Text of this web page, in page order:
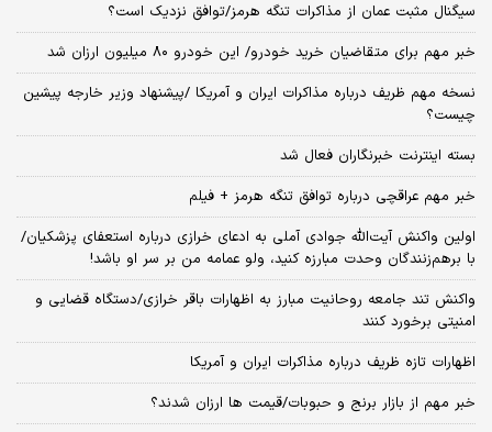
سیگنال‌ مثبت عمان از مذاکرات تنگه هرمز/توافق نزدیک است؟
خبر مهم برای متقاضیان خرید خودرو/ این خودرو ۸۰ میلیون ارزان شد
نسخه‌ مهم ظریف درباره مذاکرات ایران و آمریکا /پیشنهاد وزیر خارجه پیشین
چیست؟
بسته اینترنت خبرنگاران فعال شد
خبر مهم عراقچی درباره توافق تنگه هرمز + فیلم
اولین واکنش آیت‌الله جوادی آملی به ادعای خرازی درباره استعفای پزشکیان/
با برهم‌زنندگان وحدت مبارزه کنید، ولو عمامه من بر سر او باشد!
واکنش تند جامعه روحانیت مبارز به اظهارات باقر خرازی/دستگاه قضایی و
امنیتی برخورد کنند
اظهارات تازه ظریف درباره مذاکرات ایران و آمریکا
خبر مهم از بازار برنج و حبوبات/قیمت ها ارزان شدند؟